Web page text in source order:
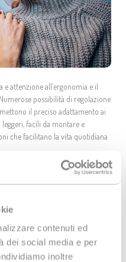
contenuti ed
dei social media e per
inoltre
attenzione all’ergonomia e il
possibilità di regolazione
il preciso adattamento ai
facili da montare e
che facilitano la vita quotidiana
durevoli, gli articoli MoMi senza
di essere aperti, chiusi, lavati,
si deve affrontare nella